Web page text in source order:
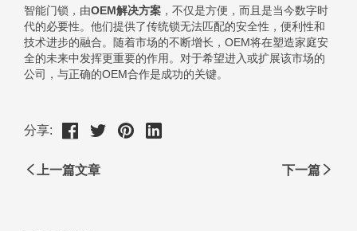
分享:
上一篇文章 下一篇